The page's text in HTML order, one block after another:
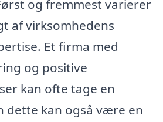
og fremmest varierer
af virksomhedens
Et firma med
og positive
kan ofte tage en
dette kan også være en